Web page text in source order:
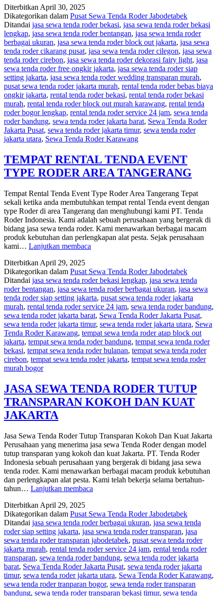
TYPE
RODER
KOKOH
DI
JAKARTA
Diterbitkan April 30, 2025
Dikategorikan dalam Pusat Sewa Tenda Roder Jabodetabek
Ditandai jasa sewa tenda roder bekasi, jasa sewa tenda roder bekasi
lengkap, jasa sewa tenda roder bentangan, jasa sewa tenda roder
berbagai ukuran, jasa sewa tenda roder block out jakarta, jasa sewa
tenda roder cikarang pusat, jasa sewa tenda roder cilegon, jasa sewa
tenda roder cirebon, jasa sewa tenda roder dekorasi fairy light, jasa
sewa tenda roder free ongkir jakarta, jasa sewa tenda roder siap
setting jakarta, jasa sewa tenda roder wedding transparan murah,
pusat sewa tenda roder jakarta murah, rental tenda roder bebas biaya
ongkir jakarta, rental tenda roder bekasi, rental tenda roder bekasi
murah, rental tenda roder block out murah karawang, rental tenda
roder bogor lengkap, rental tenda roder service 24 jam, sewa tenda
roder bandung, sewa tenda roder jakarta barat, Sewa Tenda Roder
Jakarta Pusat, sewa tenda roder jakarta timur, sewa tenda roder
jakarta utara, Sewa Tenda Roder Karawang
TEMPAT RENTAL TENDA EVENT
TYPE RODER AREA TANGERANG
Tempat Rental Tenda Event Type Roder Area Tangerang Tepat
sekali ketika anda membutuhkan tempat rental Tenda event dengan
type Roder di area Tangerang dan menghubungi kami PT. Tenda
Roder Indonesia. Kami adalah sebuah perusahaan yang bergerak di
bidang jasa sewa tenda roder. Kami menawarkan berbagai macam
produk kebutuhan dan perlengkapan alat pesta. Sejak perusahaan
kami… Lanjutkan membaca
EVENT
TYPE
RODER
AREA
TANGERANG
Diterbitkan April 29, 2025
Dikategorikan dalam Pusat Sewa Tenda Roder Jabodetabek
Ditandai jasa sewa tenda roder bekasi lengkap, jasa sewa tenda
roder bentangan, jasa sewa tenda roder berbagai ukuran, jasa sewa
tenda roder siap setting jakarta, pusat sewa tenda roder jakarta
murah, rental tenda roder service 24 jam, sewa tenda roder bandung,
sewa tenda roder jakarta barat, Sewa Tenda Roder Jakarta Pusat,
sewa tenda roder jakarta timur, sewa tenda roder jakarta utara, Sewa
Tenda Roder Karawang, tempat sewa tenda roder atap block out
jakarta, tempat sewa tenda roder bandung, tempat sewa tenda roder
bekasi, tempat sewa tenda roder bulanan, tempat sewa tenda roder
cirebon, tempat sewa tenda roder jakarta, tempat sewa tenda roder
murah bogor
JASA SEWA TENDA RODER TUTUP
TRANSPARAN KOKOH DAN KUAT
JAKARTA
Jasa Sewa Tenda Roder Tutup Transparan Kokoh Dan Kuat Jakarta
Perusahaan yang menerima jasa sewa Tenda Roder dengan model
tutup transparan yang kokoh dan kuat Jakarta. PT. Tenda Roder
Indonesia sebuah perusahaan yang bergerak di bidang jasa sewa
tenda roder. Kami menawarkan berbagai macam produk kebutuhan
dan perlengkapan alat pesta. Kami telah bekerja selama bertahun-
tahun… Lanjutkan membaca
RODER
TUTUP
TRANSPARAN
KOKOH
DAN
KUAT
JAKARTA
Diterbitkan April 29, 2025
Dikategorikan dalam Pusat Sewa Tenda Roder Jabodetabek
Ditandai jasa sewa tenda roder berbagai ukuran, jasa sewa tenda
roder siap setting jakarta, jasa sewa tenda roder transparan, jasa
sewa tenda roder transparan jabodetabek, pusat sewa tenda roder
jakarta murah, rental tenda roder service 24 jam, rental tenda roder
transparan, sewa tenda roder bandung, sewa tenda roder jakarta
barat, Sewa Tenda Roder Jakarta Pusat, sewa tenda roder jakarta
timur, sewa tenda roder jakarta utara, Sewa Tenda Roder Karawang,
sewa tenda roder tranparan bogor, sewa tenda roder transparan
bandung, sewa tenda roder transparan bekasi timur, sewa tenda